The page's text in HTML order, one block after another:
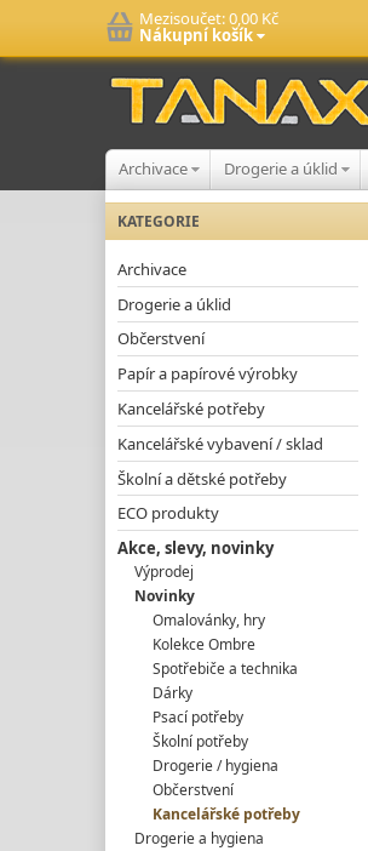
Mezisoučet:0,00 Kč
Nákupní košík
Archivace Drogerie a úklid
KATEGORIE
Archivace
Drogerie a úklid
Občerstvení
Papír a papírové výrobky
Kancelářské potřeby
Kancelářské vybavení / sklad
Školní a dětské potřeby
ECO produkty
Akce, slevy, novinky
Výprodej
Novinky
Omalovánky, hry
Kolekce Ombre
Spotřebiče a technika
Dárky
Psací potřeby
Školní potřeby
Drogerie / hygiena
Občerstvení
Kancelářské potřeby
Drogerie a hygiena